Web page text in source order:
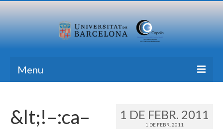
Menu
Recerca 1 DE FEBR. 2011
1 DE FEBR. 2011
&lt;!–:ca–